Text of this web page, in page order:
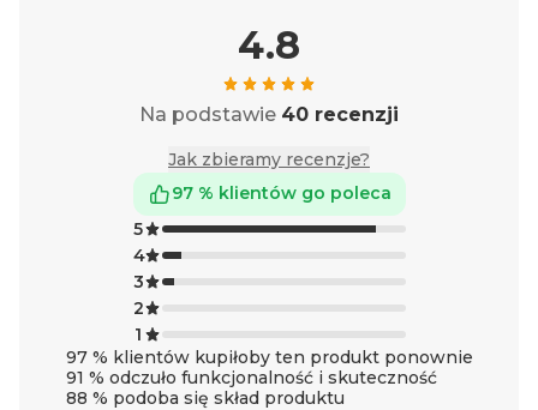
4.8
Na podstawie 40 recenzji
Jak zbieramy recenzje?
97 % klientów go poleca
5
4
3
2
1
97 % klientów kupiłoby ten produkt ponownie
91 % odczuło funkcjonalność i skuteczność
88 % podoba się skład produktu